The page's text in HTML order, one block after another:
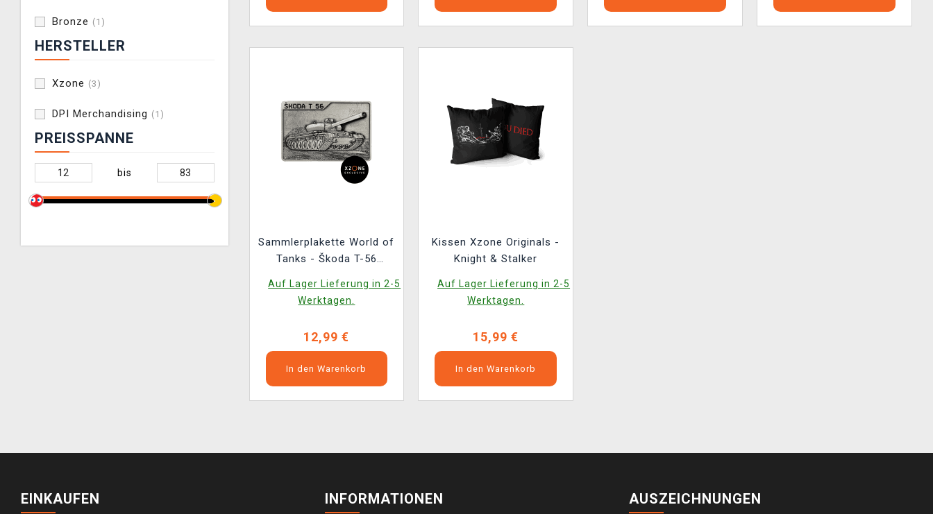
Bronze (1)
HERSTELLER
Xzone (3)
DPI Merchandising (1)
PREISSPANNE
bis
Sammlerplakette World of
Tanks - Škoda T-56
Auf Lager Lieferung in 2-5
Werktagen.
12,99 €
In den Warenkorb
Kissen Xzone Originals -
Knight & Stalker
Auf Lager Lieferung in 2-5
Werktagen.
15,99 €
In den Warenkorb
EINKAUFEN INFORMATIONEN AUSZEICHNUNGEN